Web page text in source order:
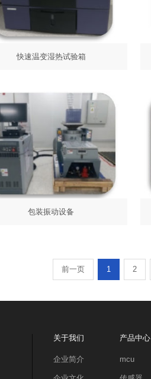
快速温变湿热试验箱
包装振动设备
前一页 1 2
关于我们
企业简介
产品中心
mcu